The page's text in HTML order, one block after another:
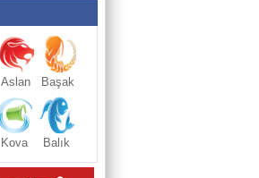
Aslan Başak
Kova Balık